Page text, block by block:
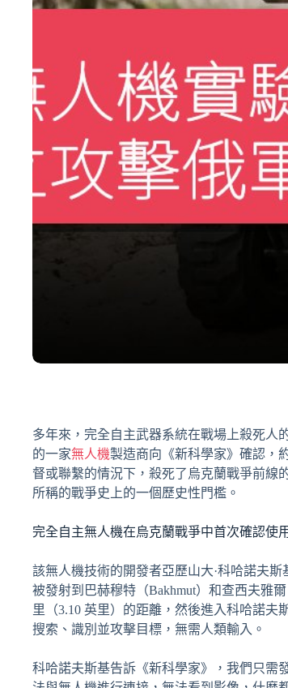
多年來，完全自主武器系統在戰場上殺死人
的一家無人機製造商向《新科學家》確認，
督或聯繫的情況下，殺死了烏克蘭戰爭前線
所稱的戰爭史上的一個歷史性門檻。
完全自主無人機在烏克蘭戰爭中首次確認使用
該無人機技術的開發者亞歷山大·科哈諾夫
被發射到巴赫穆特（Bakhmut）和查西夫雅
里（3.10 英里）的距離，然後進入科哈諾
搜索、識別並攻擊目標，無需人類輸入。
科哈諾夫斯基告訴《新科學家》，我們只